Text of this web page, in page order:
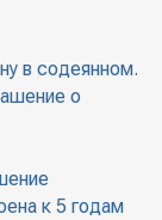
в содеянном.
о
к 5 годам